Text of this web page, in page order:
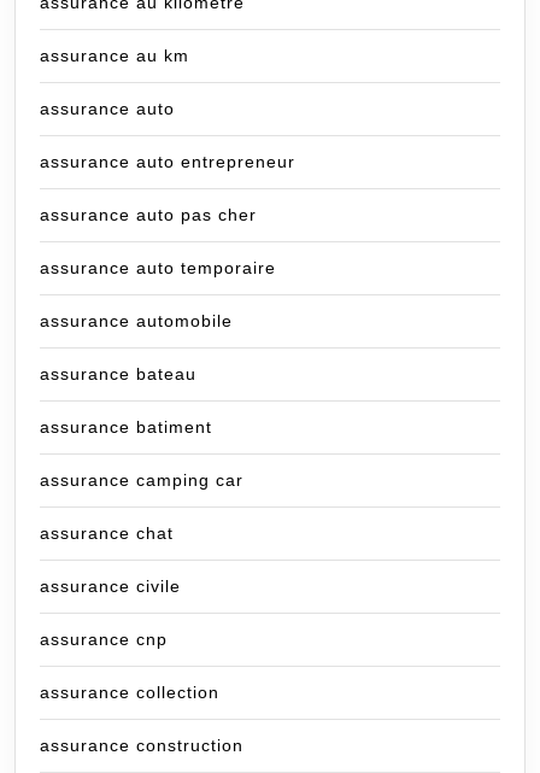
assurance au km
assurance auto
assurance auto entrepreneur
assurance auto pas cher
assurance auto temporaire
assurance automobile
assurance bateau
assurance batiment
assurance camping car
assurance chat
assurance civile
assurance cnp
assurance collection
assurance construction